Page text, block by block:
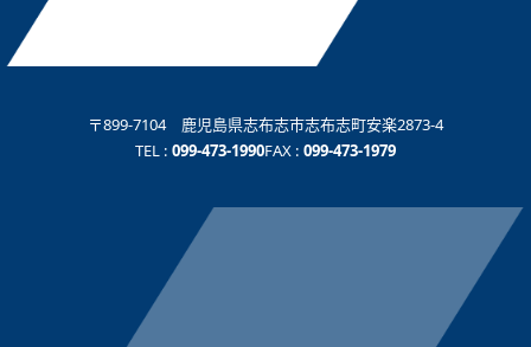
〒899-7104 鹿児島県志布志市志布志町安楽2873-4
TEL : 099-473-1990FAX : 099-473-1979